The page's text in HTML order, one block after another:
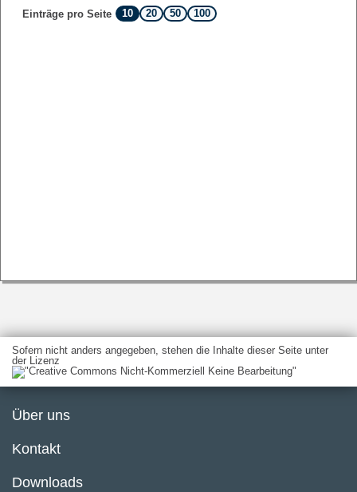
Einträge pro Seite
10 20 50 100
Sofern nicht anders angegeben, stehen die Inhalte dieser Seite unter
der Lizenz
Über uns
Kontakt
Downloads